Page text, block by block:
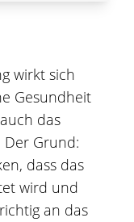
wirkt sich
Gesundheit
das
Grund:
dass das
wird und
an das